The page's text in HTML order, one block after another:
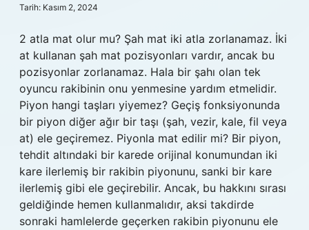
Tarih: Kasım 2, 2024
2 atla mat olur mu? Şah mat iki atla zorlanamaz. İki
at kullanan şah mat pozisyonları vardır, ancak bu
pozisyonlar zorlanamaz. Hala bir şahı olan tek
oyuncu rakibinin onu yenmesine yardım etmelidir.
Piyon hangi taşları yiyemez? Geçiş fonksiyonunda
bir piyon diğer ağır bir taşı (şah, vezir, kale, fil veya
at) ele geçiremez. Piyonla mat edilir mi? Bir piyon,
tehdit altındaki bir karede orijinal konumundan iki
kare ilerlemiş bir rakibin piyonunu, sanki bir kare
ilerlemiş gibi ele geçirebilir. Ancak, bu hakkını sırası
geldiğinde hemen kullanmalıdır, aksi takdirde
sonraki hamlelerde geçerken rakibin piyonunu ele